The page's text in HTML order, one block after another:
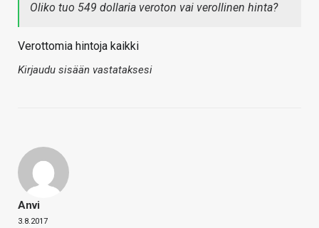
Oliko tuo 549 dollaria veroton vai verollinen hinta?
Verottomia hintoja kaikki
Kirjaudu sisään vastataksesi
Anvi
3.8.2017